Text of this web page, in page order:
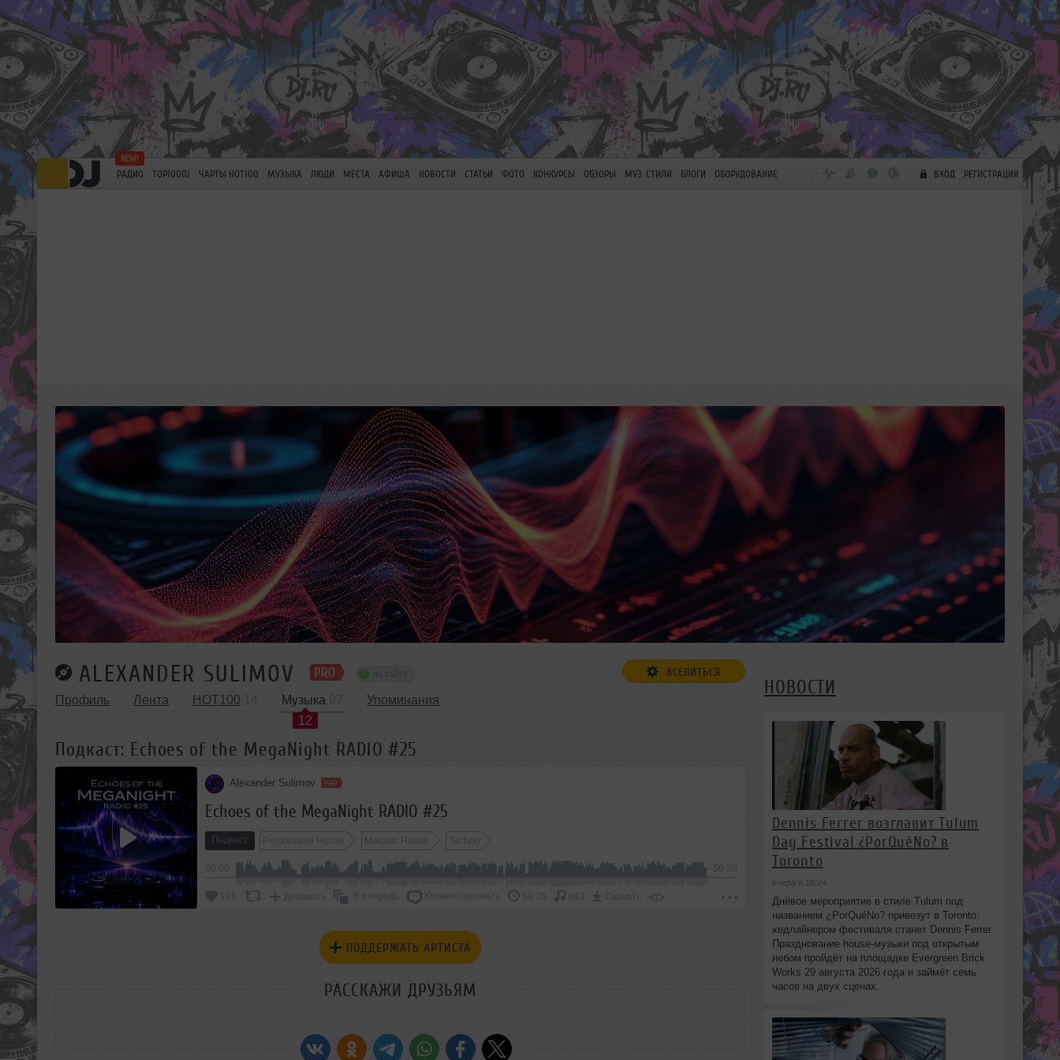
РАДИО TOP100DJ ЧАРТЫ HOT100 МУЗЫКА ЛЮДИ МЕСТА АФИША НОВОСТИ СТАТЬИ ФОТО КОНКУРСЫ ОБЗОРЫ МУЗ. СТИЛИ БЛОГИ ОБОРУДОВАНИЕ ВХОД РЕГИСТРАЦИЯ
ALEXANDER SULIMOV ВСЕЛИТЬСЯ
Профиль Лента HOT100
Музыка
12
Упоминания
Подкаст: Echoes of the MegaNight RADIO #25
Alexander Sulimov
Echoes of the MegaNight RADIO #25
Подкаст Progressive House Melodic House Techno
-59:35
125 Добавить В очередь Комментировать 59:35 883 Скачать </>
ПОДДЕРЖАТЬ АРТИСТА
РАССКАЖИ ДРУЗЬЯМ
НОВОСТИ
Dennis Ferrer возглавит Tulum
Day Festival ¿PorQuéNo? в
Toronto
вчера в 18:24
Днёвое мероприятие в стиле Tulum под
названием ¿PorQuéNo? привезут в Toronto:
хедлайнером фестиваля станет Dennis Ferrer.
Празднование house-музыки под открытым
небом пройдёт на площадке Evergreen Brick
Works 29 августа 2026 года и займёт семь
часов на двух сценах.